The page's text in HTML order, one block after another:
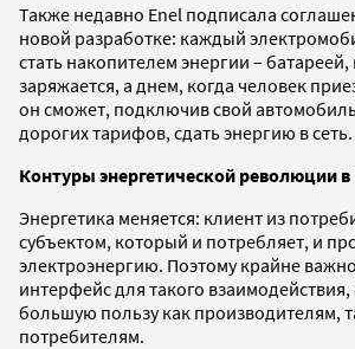
Также недавно Enel подписала
новой разработке: каждый
стать накопителем энергии –
заряжается, а днем, когда человек
он сможет, подключив свой
дорогих тарифов, сдать энергию в сеть.
Контуры энергетической революции в
Энергетика меняется: клиент из
субъектом, который и потребляет, и
электроэнергию. Поэтому крайне
интерфейс для такого взаимодействия,
большую пользу как производителям,
потребителям.